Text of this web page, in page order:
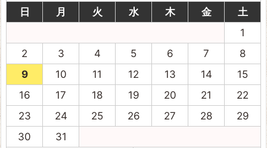
日
月 火 水 木 金
土
1
2
3 4 5 6 7
8
9
10 11 12 13 14
15
16
17 18 19 20 21
22
23
24 25 26 27 28
29
30
31